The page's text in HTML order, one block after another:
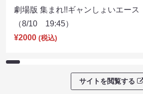
劇場版 集まれ!!ギャンしょいエース
（8/10 19:45）
¥2000 (税込)
サイトを閲覧する